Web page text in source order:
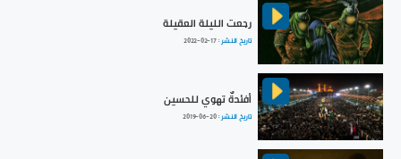
رجعت الليلة العقيلة
تاريخ النشر :2022-02-17
أفئدةٌ تهوي للحسين
تاريخ النشر :2019-06-20